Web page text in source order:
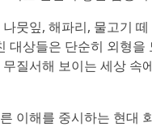
뭇잎, 해파리, 물고기
대상들은 단순히 외형
질서해 보이는 세상
이해를 중시하는 현대